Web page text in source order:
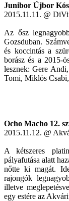
Junibor Újbor
2015.11.11. @
Az ősz
Gozsduban.
és koccintás a
borász és a 2015-
lesznek: Gere
Tomi, Miklós
Ocho Macho 12.
2015.11.12. @
A kétszeres
pályafutása alatt
nőtte ki magát.
rajongók
illetve
egy estére az